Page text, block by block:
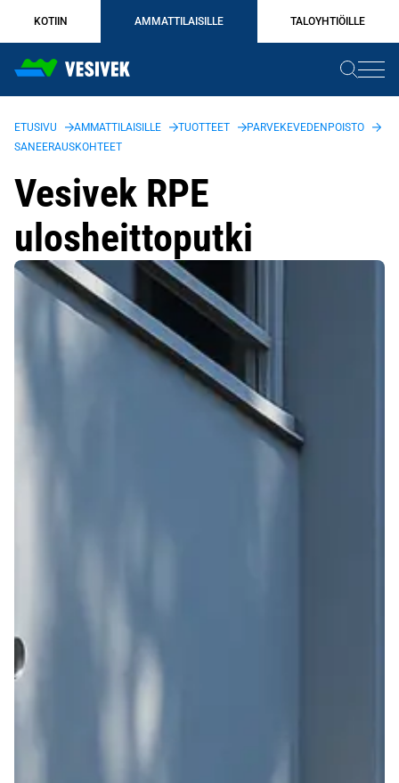
sisältöön
KOTIIN AMMATTILAISILLE TALOYHTIÖILLE
ETUSIVU AMMATTILAISILLE TUOTTEET
PARVEKEVEDENPOISTO
SANEERAUSKOHTEET
Vesivek RPE
ulosheittoputki